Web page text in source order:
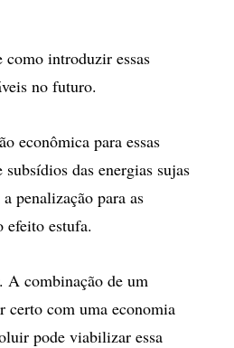
como introduzir essas
no futuro.
econômica para essas
das energias sujas
penalização para as
efeito estufa.
A combinação de um
certo com uma economia
pode viabilizar essa